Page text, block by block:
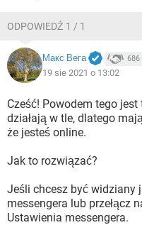
ODPOWIEDŹ 1 / 1
Макс Вега 686
19 sie 2021 o 13:02
Cześć! Powodem tego
działają w tle, dlatego
że jesteś online.
Jak to rozwiązać?
Jeśli chcesz być widziany
messengera lub przełącz
Ustawienia messengera.